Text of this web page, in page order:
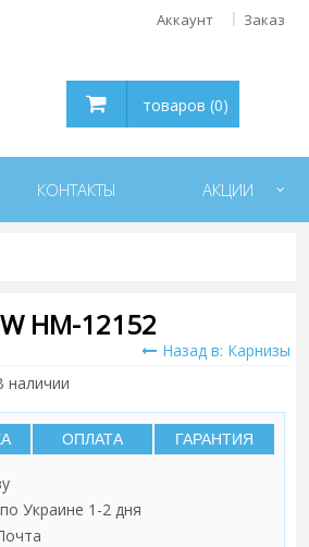
Аккаунт Заказ
товаров (0)
КОНТАКТЫ АКЦИИ
HM-12152
Назад в: Карнизы
наличии
ОПЛАТА ГАРАНТИЯ
по Украине 1-2 дня